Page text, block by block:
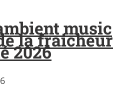
music
la fraicheur
2026